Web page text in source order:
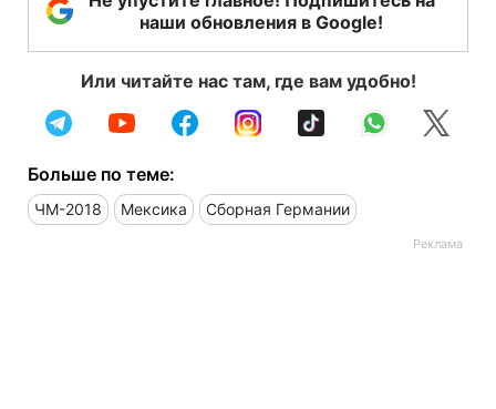
наши обновления в Google!
Или читайте нас там, где вам удобно!
Больше по теме:
ЧМ-2018 Мексика Сборная Германии